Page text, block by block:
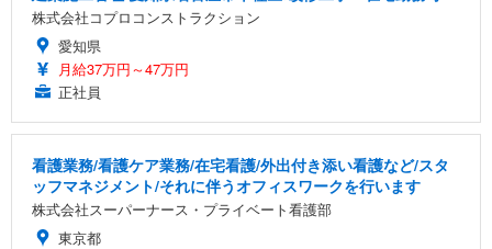
株式会社コプロコンストラクション
愛知県
月給37万円～47万円
正社員
看護業務/看護ケア業務/在宅看護/外出付き添い看護など/スタ
ッフマネジメント/それに伴うオフィスワークを行います
株式会社スーパーナース・プライベート看護部
東京都